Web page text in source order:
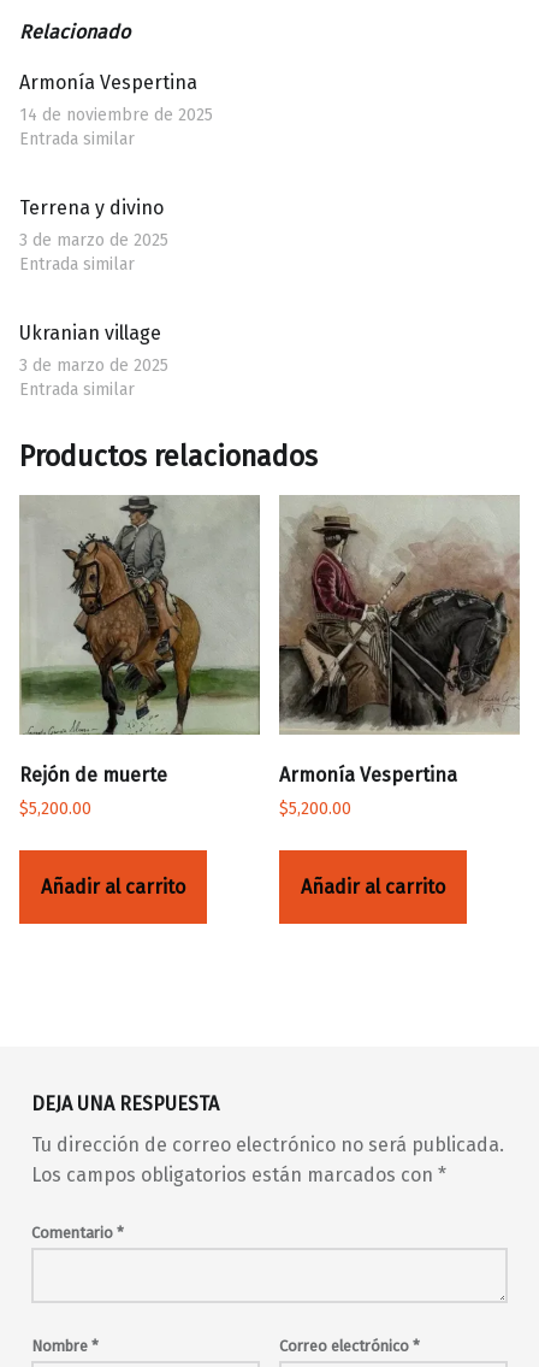
Relacionado
Armonía Vespertina
14 de noviembre de 2025
Entrada similar
Terrena y divino
3 de marzo de 2025
Entrada similar
Ukranian village
3 de marzo de 2025
Entrada similar
Productos relacionados
Rejón de muerte
$5,200.00
Añadir al carrito
Armonía Vespertina
$5,200.00
Añadir al carrito
DEJA UNA RESPUESTA
Tu dirección de correo electrónico no será publicada.
Los campos obligatorios están marcados con *
Comentario *
Nombre * Correo electrónico *